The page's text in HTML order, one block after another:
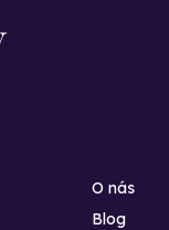
O nás
Blog